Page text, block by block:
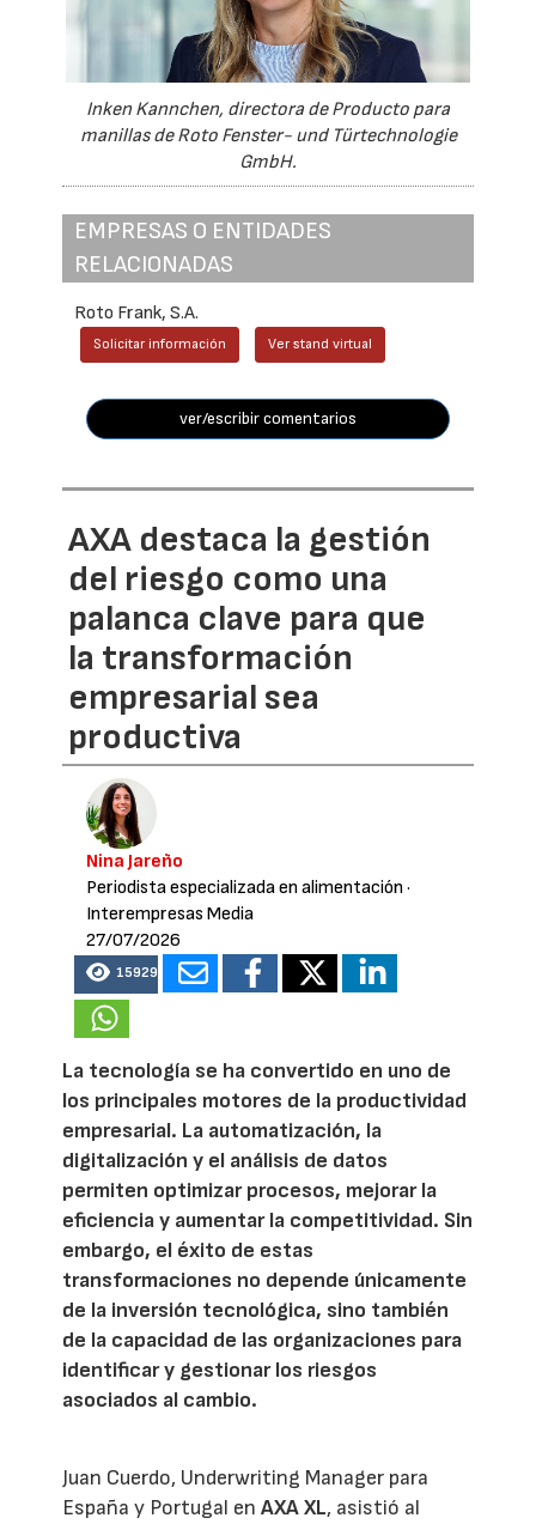
Inken Kannchen, directora de Producto para
manillas de Roto Fenster- und Türtechnologie
GmbH.
EMPRESAS O ENTIDADES
RELACIONADAS
Roto Frank, S.A.
Solicitar información Ver stand virtual
ver/escribir comentarios
AXA destaca la gestión
del riesgo como una
palanca clave para que
la transformación
empresarial sea
productiva
Nina Jareño
Periodista especializada en alimentación ·
Interempresas Media
27/07/2026
15929
La tecnología se ha convertido en uno de
los principales motores de la productividad
empresarial. La automatización, la
digitalización y el análisis de datos
permiten optimizar procesos, mejorar la
eficiencia y aumentar la competitividad. Sin
embargo, el éxito de estas
transformaciones no depende únicamente
de la inversión tecnológica, sino también
de la capacidad de las organizaciones para
identificar y gestionar los riesgos
asociados al cambio.
Juan Cuerdo, Underwriting Manager para
España y Portugal enAXA XL, asistió al